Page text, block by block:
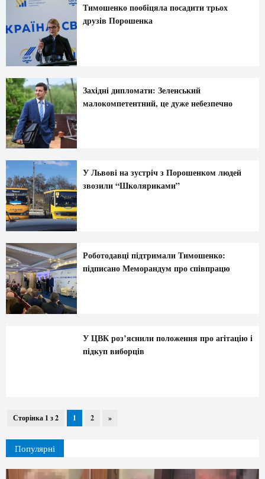
Тимошенко пообіцяла посадити трьох
друзів Порошенка
Західні дипломати: Зеленський
малокомпетентний, це дуже небезпечно
У Львові на зустріч з Порошенком людей
звозили “Школяриками”
Роботодавці підтримали Тимошенко:
підписано Меморандум про співпрацю
У ЦВК роз’яснили положення про агітацію і
підкуп виборців
Сторінка 1 з 2 1 2 »
Популярні